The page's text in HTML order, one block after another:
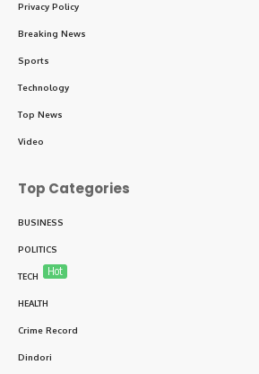
Privacy Policy
Breaking News
Sports
Technology
Top News
Video
Top Categories
BUSINESS
POLITICS
TECH Hot
HEALTH
Crime Record
Dindori